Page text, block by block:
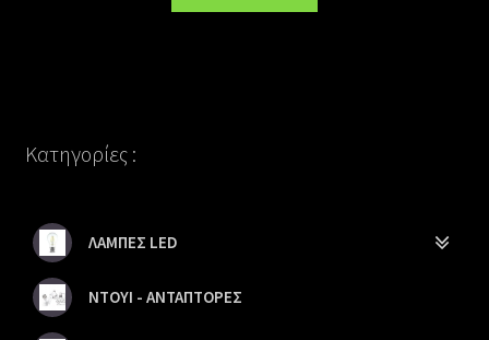
Κατηγορίες :
ΛΑΜΠΕΣ LED
ΝΤΟΥΙ - ΑΝΤΑΠΤΟΡΕΣ